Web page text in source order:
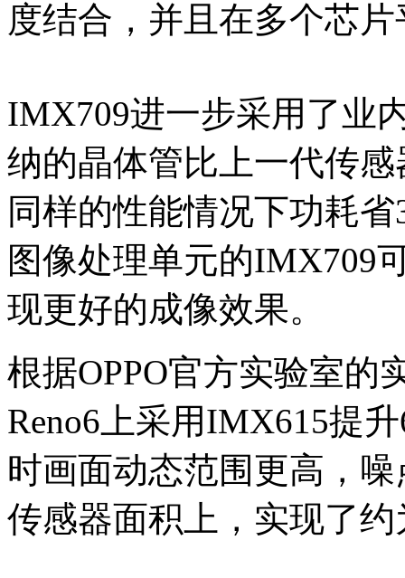
度结合，并且在多个芯
IMX709进一步采用了业
纳的晶体管比上一代传
同样的性能情况下功耗
图像处理单元的IMX709
现更好的成像效果。
根据OPPO官方实验室的
Reno6上采用IMX615提
时画面动态范围更高，
传感器面积上，实现了